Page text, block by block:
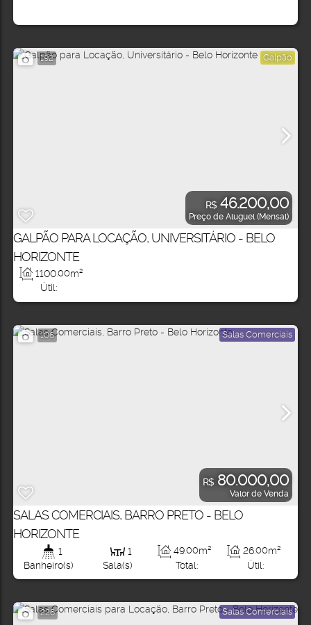
192 Galpão
R$ 46.200,00
Preço de Aluguel (Mensal)
GALPÃO PARA LOCAÇÃO, UNIVERSITÁRIO - BELO
HORIZONTE
Útil:
1100.00m²
106 Salas Comerciais
R$ 80.000,00
Valor de Venda
SALAS COMERCIAIS, BARRO PRETO - BELO
HORIZONTE
1
Banheiro(s)
1
Sala(s)
Total:
49.00m²
Útil:
26.00m²
226 Salas Comerciais